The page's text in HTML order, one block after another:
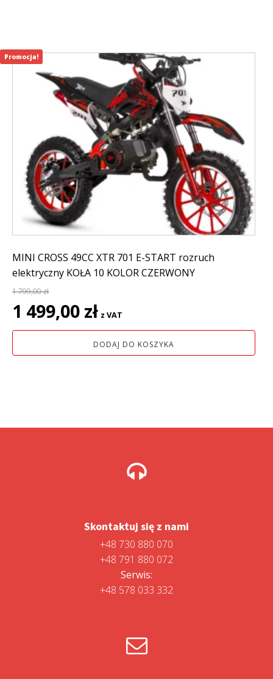
MINI CROSS 49CC XTR 701 E-START rozruch
elektryczny KOŁA 10 KOLOR CZERWONY
1 799,00zł
Pierwotna
cena
wynosiła:
1 499,00 zł cena
wynosi:
1
z VAT
DODAJ DO KOSZYKA
Promocja!
Skontaktuj się z nami
+48 730 880 070
+48 791 880 072
Serwis:
+48 578 033 332